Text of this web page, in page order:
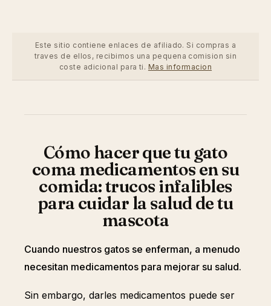
Este sitio contiene enlaces de afiliado. Si compras a
traves de ellos, recibimos una pequena comision sin
coste adicional para ti. Mas informacion
Cómo hacer que tu gato
coma medicamentos en su
comida: trucos infalibles
para cuidar la salud de tu
mascota
Cuando nuestros gatos se enferman, a menudo
necesitan medicamentos para mejorar su salud.
Sin embargo, darles medicamentos puede ser